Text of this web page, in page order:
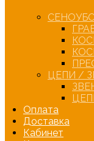
ЦЕПИ /
Оплата
Доставка
Кабинет